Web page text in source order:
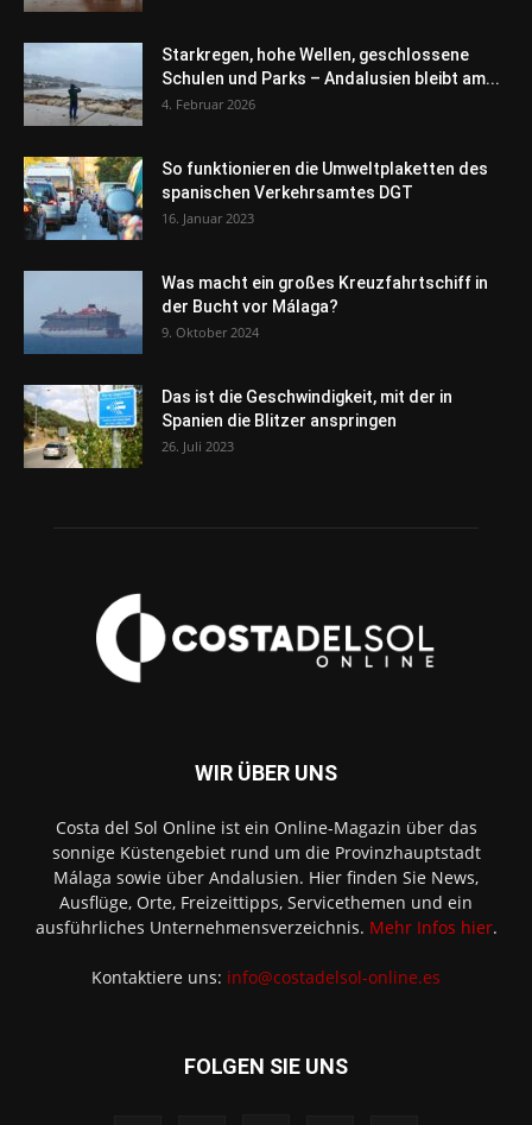
Starkregen, hohe Wellen, geschlossene
Schulen und Parks – Andalusien bleibt am...
4. Februar 2026
So funktionieren die Umweltplaketten des
spanischen Verkehrsamtes DGT
16. Januar 2023
Was macht ein großes Kreuzfahrtschiff in
der Bucht vor Málaga?
9. Oktober 2024
Das ist die Geschwindigkeit, mit der in
Spanien die Blitzer anspringen
26. Juli 2023
WIR ÜBER UNS
Costa del Sol Online ist ein Online-Magazin über das
sonnige Küstengebiet rund um die Provinzhauptstadt
Málaga sowie über Andalusien. Hier finden Sie News,
Ausflüge, Orte, Freizeittipps, Servicethemen und ein
ausführliches Unternehmensverzeichnis. Mehr Infos hier.
Kontaktiere uns: info@costadelsol-online.es
FOLGEN SIE UNS